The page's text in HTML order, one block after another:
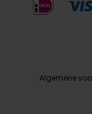
Algemene